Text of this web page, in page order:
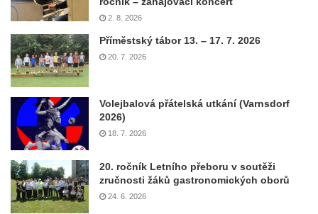
2. 8. 2026
Příměstský tábor 13. – 17. 7. 2026
20. 7. 2026
Volejbalová přátelská utkání (Varnsdorf
2026)
18. 7. 2026
20. ročník Letního přeboru v soutěži
zručnosti žáků gastronomických oborů
24. 6. 2026